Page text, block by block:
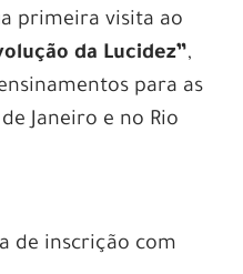
primeira visita ao
da Lucidez”,
para as
Janeiro e no Rio
de inscrição com